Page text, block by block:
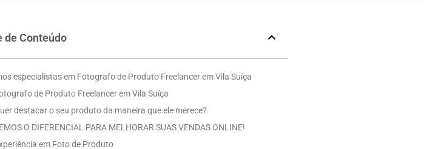
de Conteúdo
especialistas em Fotografo de Produto Freelancer em Vila Suíça
de Produto Freelancer em Vila Suíça
destacar o seu produto da maneira que ele merece?
O DIFERENCIAL PARA MELHORAR SUAS VENDAS ONLINE!
em Foto de Produto